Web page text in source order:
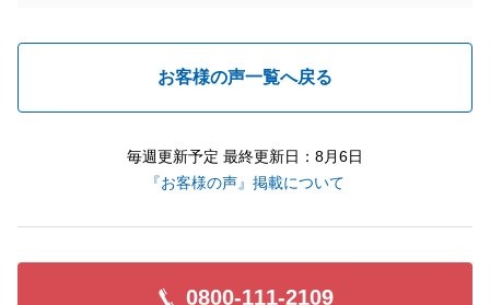
お客様の声一覧へ戻る
毎週更新予定 最終更新日：8月6日
『お客様の声』掲載について
0800-111-2109